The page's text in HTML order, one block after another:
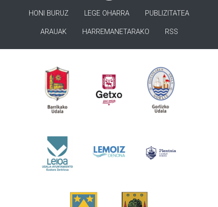
HONI BURUZ LEGE OHARRA PUBLIZITATEA
ARAUAK HARREMANETARAKO RSS